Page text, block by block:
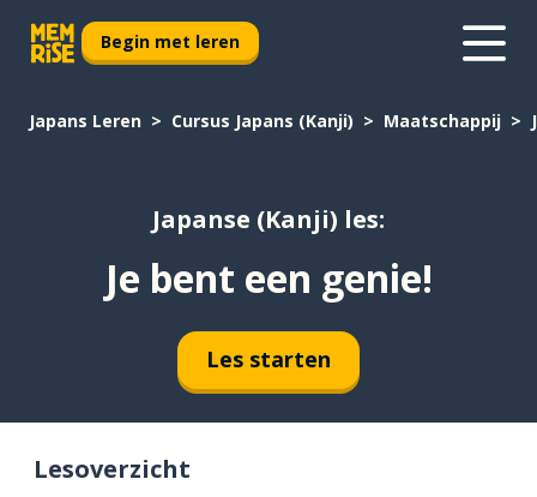
Begin met leren
Japans Leren Cursus Japans (Kanji) Maatschappij
Japanse (Kanji) les:
Je bent een genie!
Les starten
Lesoverzicht